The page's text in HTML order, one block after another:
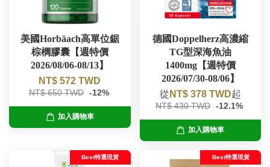
美國Horbäach高單位鋸
棕櫚膠囊【週特價
2026/08/06-08/13】
NT$ 572 TWD
NT$ 650 TWD -12%
加入購物車
德國Doppelherz高濃縮
TG型深海魚油
1400mg【週特價
2026/07/30-08/06】
從 NT$ 378 TWD起
NT$ 430 TWD -12.1%
加入購物車
Best特選現貨 Best特選現貨